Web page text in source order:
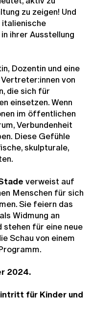
zu zeigen! Und
in ihrer Ausstellung
Dozentin und eine
von
die sich für
einsetzen. Wenn
im öffentlichen
Verbundenheit
Diese Gefühle
skulpturale,
verweist auf
Menschen für sich
Sie feiern das
Widmung an
für eine neue
Schau von einem
2024.
für Kinder und